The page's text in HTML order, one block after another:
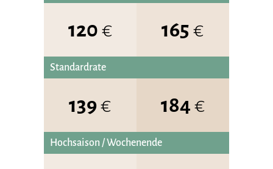
120€ 165€
Standardrate
139€ 184€
Hochsaison / Wochenende